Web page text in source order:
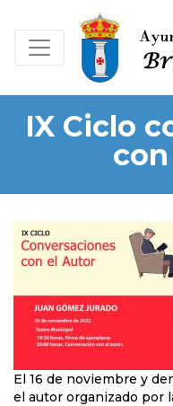
IX Ciclo
El 16 de noviembre y
el autor organizado por